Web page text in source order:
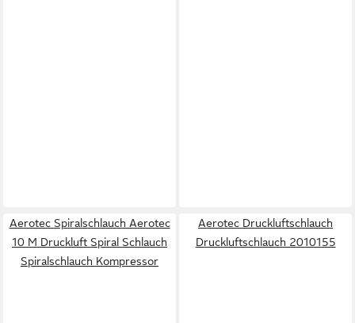
Aerotec Spiralschlauch Aerotec
10 M Druckluft Spiral Schlauch
Spiralschlauch Kompressor
Aerotec Druckluftschlauch
Druckluftschlauch 2010155